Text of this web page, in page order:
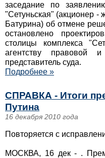
заседание по
"Сетуньская" (акционер
Батурина) об отмене
остановлено
столицы комплекса
агентству правовой
представитель суда.
Подробнее »
СПРАВКА - Итоги
Путина
16 декабря 2010 года
Повторяется с
МОСКВА, 16 дек - .